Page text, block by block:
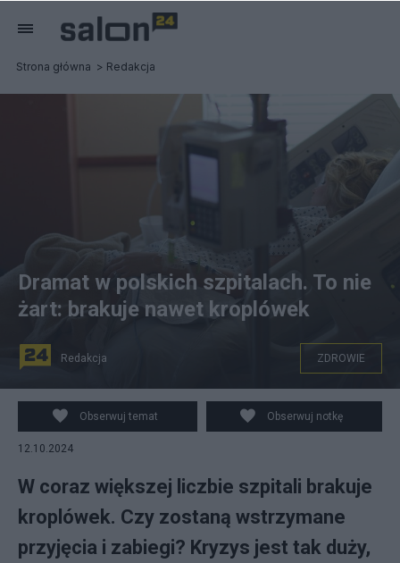
Strona główna Redakcja
Dramat w polskich szpitalach. To nie
żart: brakuje nawet kroplówek
Redakcja ZDROWIE
Obserwuj temat Obserwuj notkę
12.10.2024
W coraz większej liczbie szpitali brakuje
kroplówek. Czy zostaną wstrzymane
przyjęcia i zabiegi? Kryzys jest tak duży,